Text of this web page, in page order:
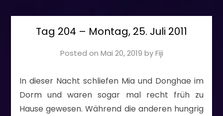
Tag 204 – Montag, 25. Juli 2011
Posted on Mai 20, 2019 byFiji
In dieser Nacht schliefen Mia und Donghae im
Dorm und waren sogar mal recht früh zu
Hause gewesen. Während die anderen hungrig